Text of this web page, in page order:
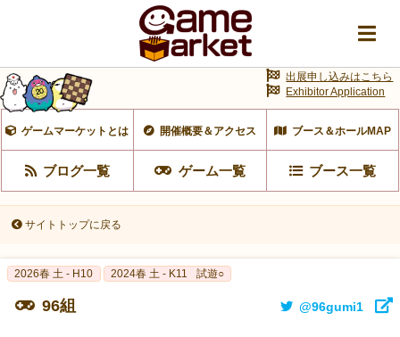
ゲームマーケットとは 開催概要＆アクセス ブース＆ホールMAP
ブログ一覧 ゲーム一覧 ブース一覧
出展申し込みはこちら
Exhibitor Application
サイトトップに戻る
2026春 土 - H10 2024春 土 - K11 試遊○
96組 @96gumi1